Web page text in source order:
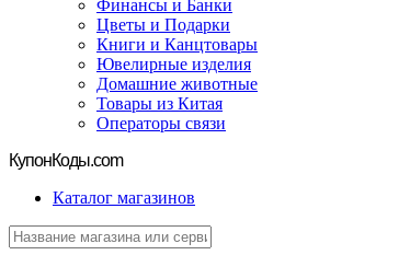
Финансы и Банки
Цветы и Подарки
Книги и Канцтовары
Ювелирные изделия
Домашние животные
Товары из Китая
Операторы связи
КупонКоды.com
Каталог магазинов